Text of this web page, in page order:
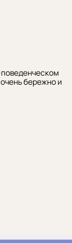
бережно и